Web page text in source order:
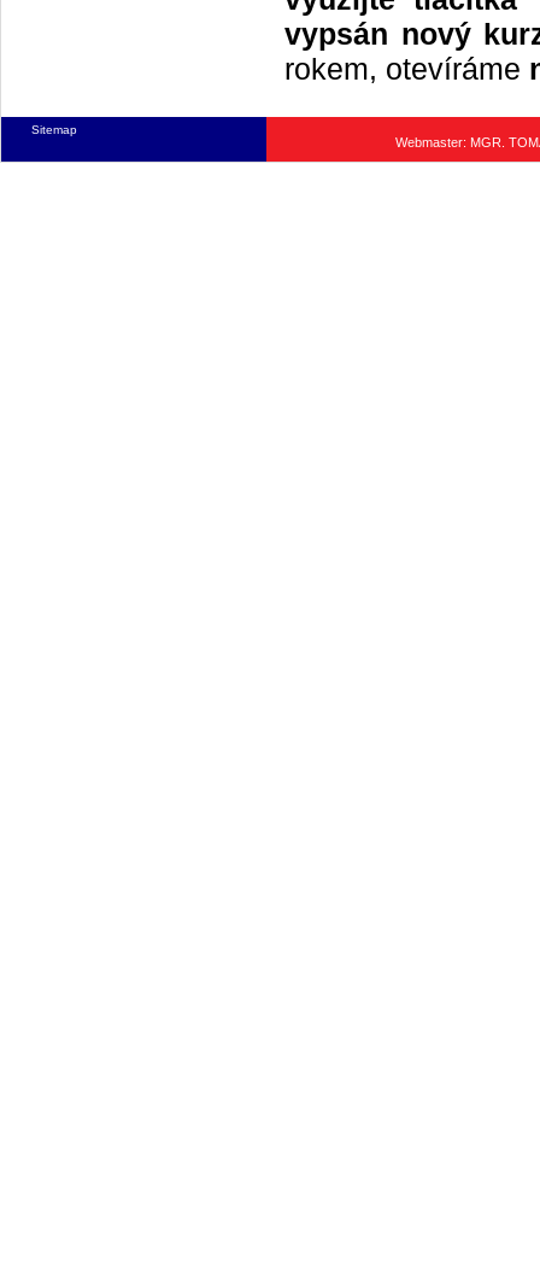
vypsán nový
rokem, otevíráme
Webmaster: MGR.
Sitemap